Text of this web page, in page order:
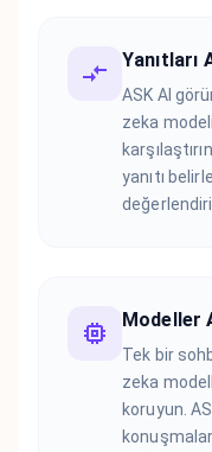
Yanıtları
ASK AI
zeka
yanıtı
Modeller
Tek bir
zeka
koruyun.